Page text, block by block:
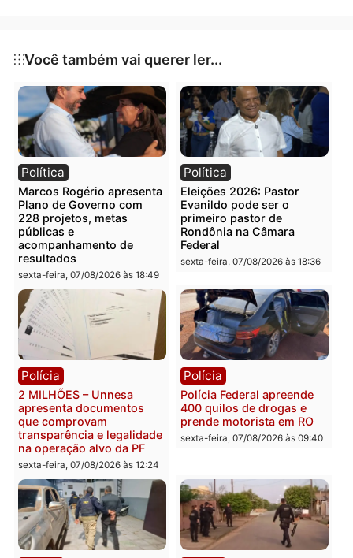
desenvolvimento econômico da região.
Publicidade
Categorias
Política
Você também vai querer ler...
Política
Marcos Rogério apresenta
Plano de Governo com
228 projetos, metas
públicas e
acompanhamento de
resultados
sexta-feira, 07/08/2026 às 18:49
Política
Eleições 2026: Pastor
Evanildo pode ser o
primeiro pastor de
Rondônia na Câmara
Federal
sexta-feira, 07/08/2026 às